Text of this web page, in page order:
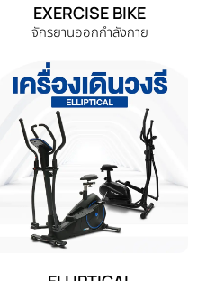
EXERCISE BIKE
จักรยานออกกำลังกาย